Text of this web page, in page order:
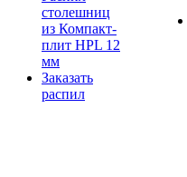
столешниц
из Компакт-
плит HPL 12
мм
Заказать
распил